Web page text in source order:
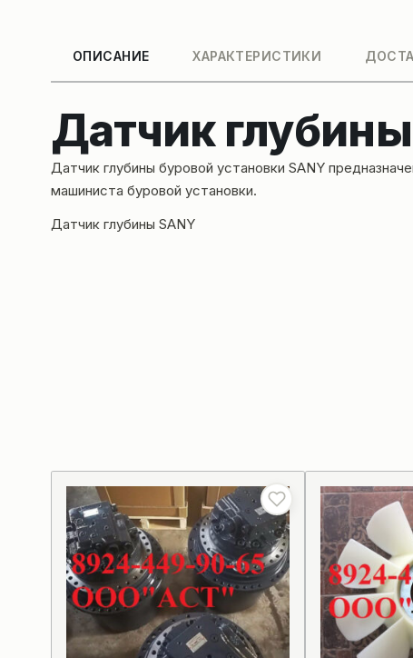
ОПИСАНИЕ ХАРАКТЕРИСТИКИ
Датчик
Датчик глубины буровой установки SANY
машиниста буровой установки.
Датчик глубины SANY